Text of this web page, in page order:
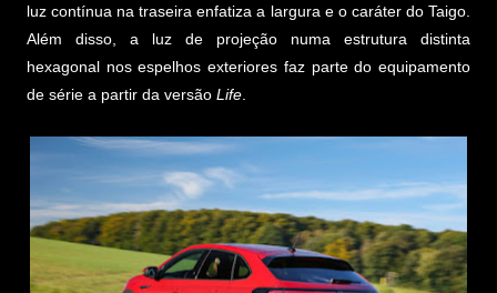
luz contínua na traseira enfatiza a largura e o caráter do Taigo.
Além disso, a luz de projeção numa estrutura distinta
hexagonal nos espelhos exteriores faz parte do equipamento
de série a partir da versão Life